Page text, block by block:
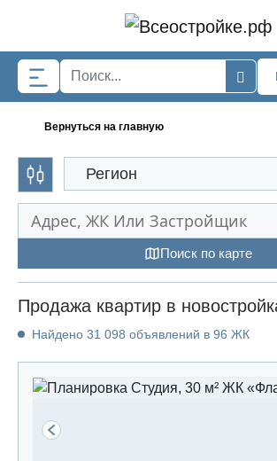
Вернуться на главную
Регион
Поиск по карте
Продажа квартир в
Найдено 31 098 объявлений в 96 ЖК